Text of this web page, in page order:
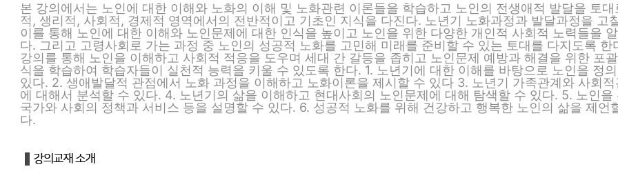
본 강의에서는 노인에 대한 이해와 노화의 이해 및 노화관련 이론들을 학습하고 노인의 전생애적 발달을 토대
적, 생리적, 사회적, 경제적 영역에서의 전반적이고 기초인 지식을 다진다. 노년기 노화과정과 발달과정을 고
이를 통해 노인에 대한 이해와 노인문제에 대한 인식을 높이고 노인을 위한 다양한 개인적 사회적 노력들을
다. 그리고 고령사회로 가는 과정 중 노인의 성공적 노화를 고민해 미래를 준비할 수 있는 토대를 다지도록 한
강의를 통해 노인을 이해하고 사회적 적응을 도우며 세대 간 갈등을 좁히고 노인문제 예방과 해결을 위한 포
식을 학습하여 학습자들이 실천적 능력을 키울 수 있도록 한다. 1. 노년기에 대한 이해를 바탕으로 노인을 정
있다. 2. 생애발달적 관점에서 노화 과정을 이해하고 노화이론을 제시할 수 있다 3. 노년기 가족관계와 사회
에 대해서 분석할 수 있다. 4. 노년기의 삶을 이해하고 현대사회의 노인문제에 대해 탐색할 수 있다. 5. 노인을
국가와 사회의 정책과 서비스 등을 설명할 수 있다. 6. 성공적 노화를 위해 건강하고 행복한 노인의 삶을 제언
다.